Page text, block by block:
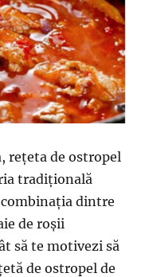
rețeta de ostropel
tradițională
dintre
de roșii
să te motivezi să
de ostropel de